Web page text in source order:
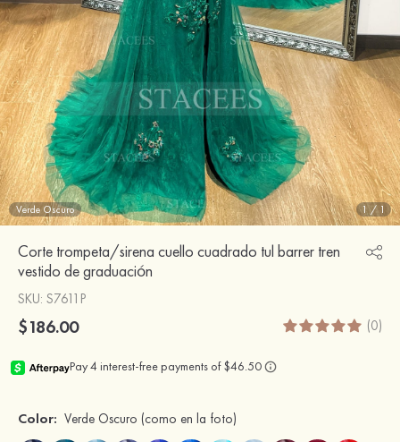
Verde Oscuro 1/1
Corte trompeta/sirena cuello cuadrado tul barrer tren
vestido de graduación
SKU: S7611P
$186.00 (0)
Color: Verde Oscuro (como en la foto)